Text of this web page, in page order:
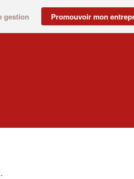
gestion Promouvoir mon